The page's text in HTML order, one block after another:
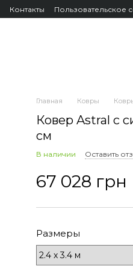
Контакты Пользовательское
Главная Ковры
Ковер Astral с
см
В наличии Оставить
67 028 грн
Размеры